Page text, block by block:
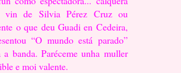
vin de Silvia Pérez Cruz ou
o que deu Guadi en Cedeira,
“O mundo está parado”
banda. Paréceme unha muller
e moi valente.